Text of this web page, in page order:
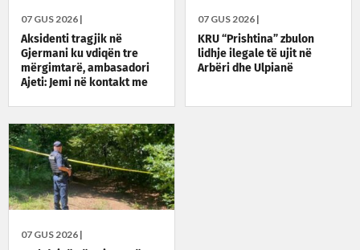
07 GUS 2026 |
Aksidenti tragjik në
Gjermani ku vdiqën tre
mërgimtarë, ambasadori
Ajeti: Jemi në kontakt me
07 GUS 2026 |
KRU “Prishtina” zbulon
lidhje ilegale të ujit në
Arbëri dhe Ulpianë
07 GUS 2026 |